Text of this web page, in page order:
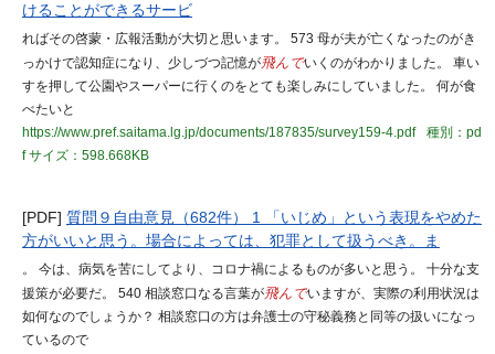
けることができるサービ
ればその啓蒙・広報活動が大切と思います。 573 母が夫が亡くなったのがき
っかけで認知症になり、少しづつ記憶が飛んでいくのがわかりました。 車い
すを押して公園やスーパーに行くのをとても楽しみにしていました。 何が食
べたいと
https://www.pref.saitama.lg.jp/documents/187835/survey159-4.pdf
種別：pd
fサイズ：598.668KB
[PDF] 質問９自由意見（682件） 1 「いじめ」という表現をやめた
方がいいと思う。場合によっては、犯罪として扱うべき。ま
。 今は、病気を苦にしてより、コロナ禍によるものが多いと思う。 十分な支
援策が必要だ。 540 相談窓口なる言葉が飛んでいますが、実際の利用状況は
如何なのでしょうか？ 相談窓口の方は弁護士の守秘義務と同等の扱いになっ
ているので